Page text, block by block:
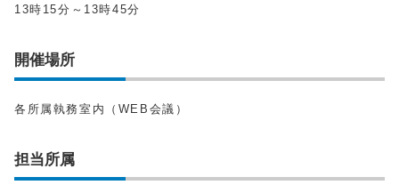
13時15分～13時45分
開催場所
各所属執務室内（WEB会議）
担当所属